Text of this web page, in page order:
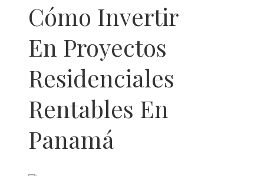
Cómo Invertir
En Proyectos
Residenciales
Rentables En
Panamá